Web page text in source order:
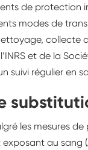
de protection
modes de
collecte
et de la
suivi régulier en
les mesures
exposant au